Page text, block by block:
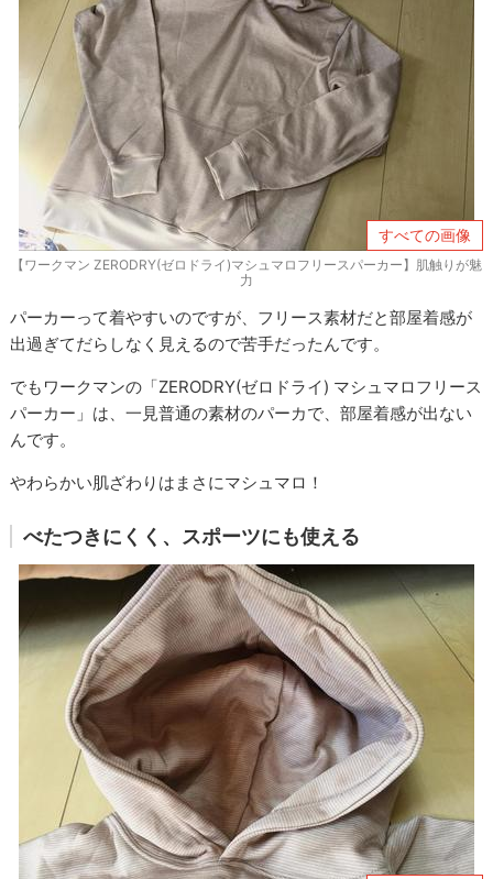
すべての画像
【ワークマン ZERODRY(ゼロドライ)マシュマロフリースパーカー】肌触りが魅
力
パーカーって着やすいのですが、フリース素材だと部屋着感が
出過ぎてだらしなく見えるので苦手だったんです。
でもワークマンの「ZERODRY(ゼロドライ) マシュマロフリース
パーカー」は、一見普通の素材のパーカで、部屋着感が出ない
んです。
やわらかい肌ざわりはまさにマシュマロ！
べたつきにくく、スポーツにも使える